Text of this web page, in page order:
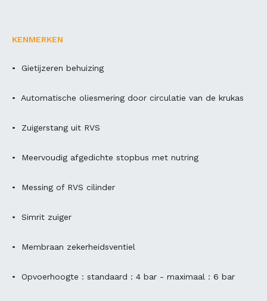
KENMERKEN
• Gietijzeren behuizing
• Automatische oliesmering door circulatie van de krukas
• Zuigerstang uit RVS
• Meervoudig afgedichte stopbus met nutring
• Messing of RVS cilinder
• Simrit zuiger
• Membraan zekerheidsventiel
• Opvoerhoogte : standaard : 4 bar - maximaal : 6 bar